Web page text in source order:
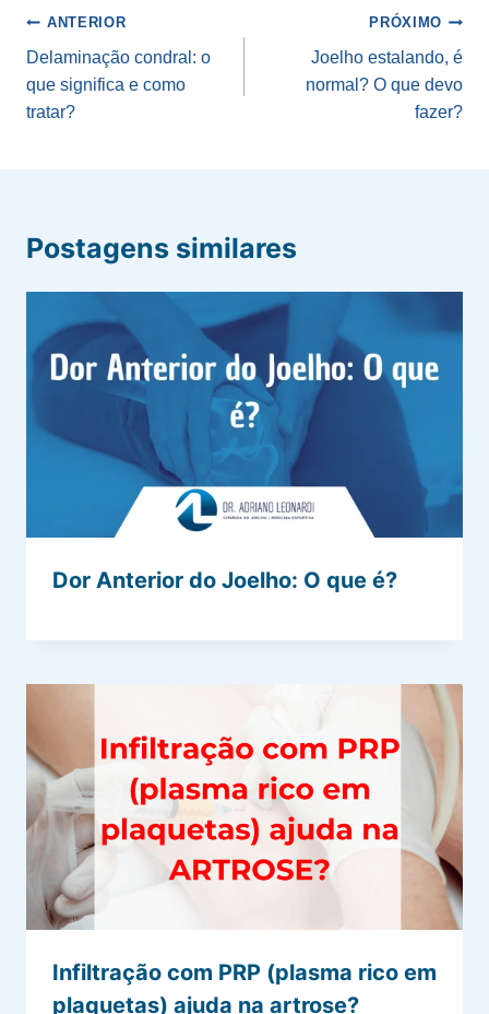
Navegação
de
Post
ANTERIOR
Delaminação condral: o
que significa e como
tratar?
PRÓXIMO
Joelho estalando, é
normal? O que devo
fazer?
Postagens similares
Dor Anterior do Joelho: O que é?
Infiltração com PRP (plasma rico em
plaquetas) ajuda na artrose?